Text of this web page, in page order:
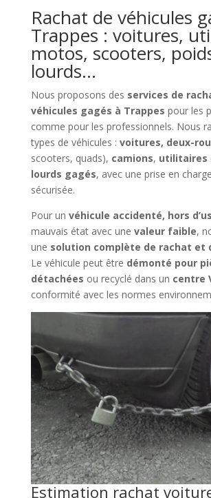
Rachat de véhicules
Trappes : voitures,
motos, scooters,
lourds…
Nous proposons des services de
véhicules gagés à Trappes pour les
comme pour les professionnels. Nous
types de véhicules : voitures, deux-
scooters, quads), camions, utilitaires
lourds gagés, avec une prise en
sécurisée.
Pour un véhicule accidenté, hors
mauvais état avec une valeur faible,
une solution complète de rachat et
Le véhicule peut être démonté pour
détachées ou recyclé dans un centre
conformité avec les normes
Estimation rachat